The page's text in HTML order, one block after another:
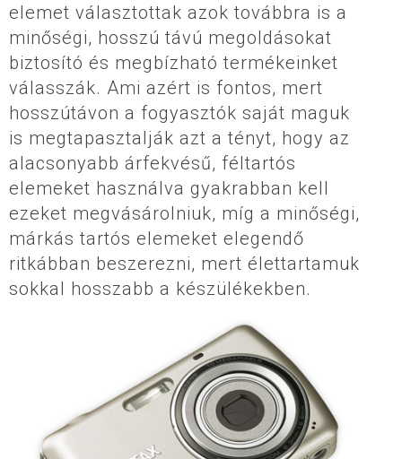
elemet választottak azok továbbra is a
minőségi, hosszú távú megoldásokat
biztosító és megbízható termékeinket
válasszák. Ami azért is fontos, mert
hosszútávon a fogyasztók saját maguk
is megtapasztalják azt a tényt, hogy az
alacsonyabb árfekvésű, féltartós
elemeket használva gyakrabban kell
ezeket megvásárolniuk, míg a minőségi,
márkás tartós elemeket elegendő
ritkábban beszerezni, mert élettartamuk
sokkal hosszabb a készülékekben.